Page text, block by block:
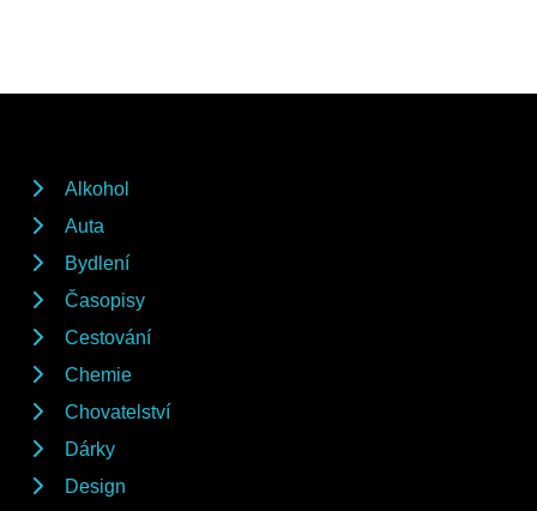
Alkohol
Auta
Bydlení
Časopisy
Cestování
Chemie
Chovatelství
Dárky
Design